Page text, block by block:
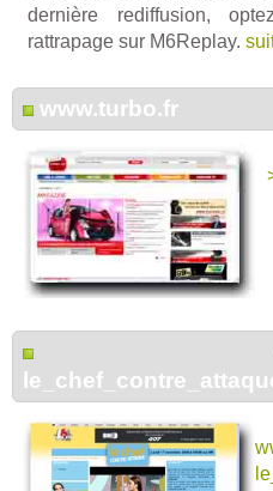
dernière rediffusion,
rattrapage sur M6Replay.
www.turbo.fr